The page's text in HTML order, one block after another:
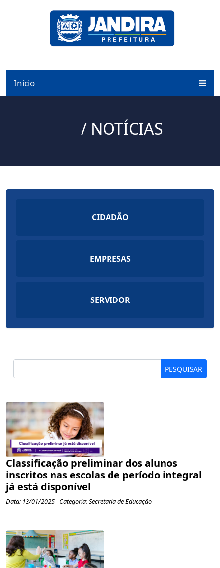
Início
/ NOTÍCIAS
CIDADÃO
EMPRESAS
SERVIDOR
PESQUISAR
Classificação preliminar dos alunos
inscritos nas escolas de período integral
já está disponível
Data: 13/01/2025 - Categoria: Secretaria de Educação